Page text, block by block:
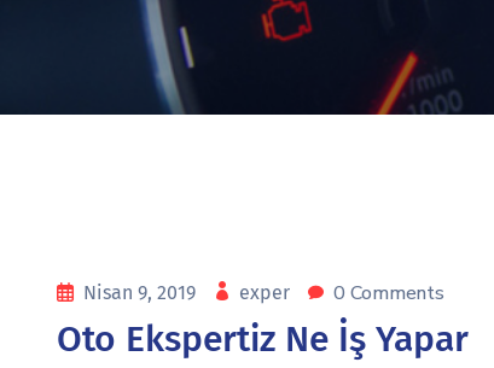
Nisan 9, 2019 exper 0 Comments
Oto Ekspertiz Ne İş Yapar